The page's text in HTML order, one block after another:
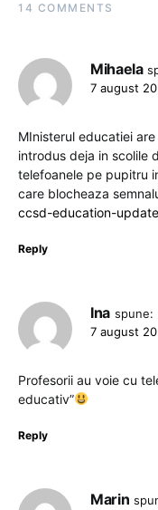
14 COMMENTS
Mihaela
7 august
MInisterul educatiei
introdus deja in scolile
telefoanele pe pupitru
care blocheaza
ccsd-education-
Reply
Ina spune:
7 august
Profesorii au voie cu
educativ”
Reply
Marin